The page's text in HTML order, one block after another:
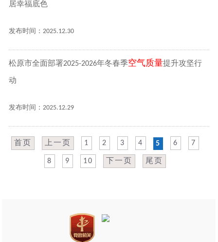
居幸福底色
发布时间：2025.12.30
松原市全面部署2025-2026年冬春季空气质量提升攻坚行
动
发布时间：2025.12.29
首页 上一页 1 2 3 4 5 6 7
8 9 10 下一页 尾页